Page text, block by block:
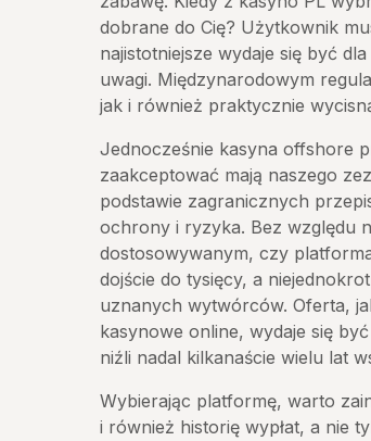
dobrane do Cię? Użytkownik
najistotniejsze wydaje się być
uwagi. Międzynarodowym
jak i również praktycznie
Jednocześnie kasyna offshore
zaakceptować mają naszego
podstawie zagranicznych
ochrony i ryzyka. Bez względu
dostosowywanym, czy
dojście do tysięcy, a
uznanych wytwórców. Oferta,
kasynowe online, wydaje się
niźli nadal kilkanaście wielu lat
Wybierając platformę, warto
i również historię wypłat, a nie